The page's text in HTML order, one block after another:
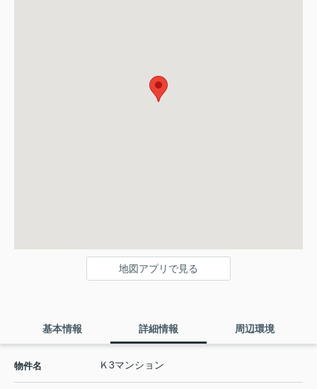
地図アプリで見る
基本情報 詳細情報 周辺環境
物件名 Ｋ3マンション